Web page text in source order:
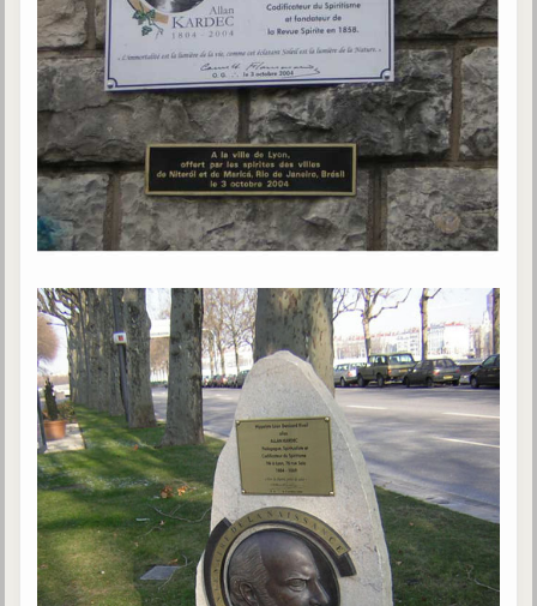
Gabriel Delanne
1857-1926
Chico Xavier
1910-2002
Divaldo Franco
1927-2025
Bibliothèque
Ouvrages
Bibliothèque spirite
Documents
Bulletins "Le Spiritisme"
Journal trimestriel
Newsletters
trimestrielles
Sujets du mois